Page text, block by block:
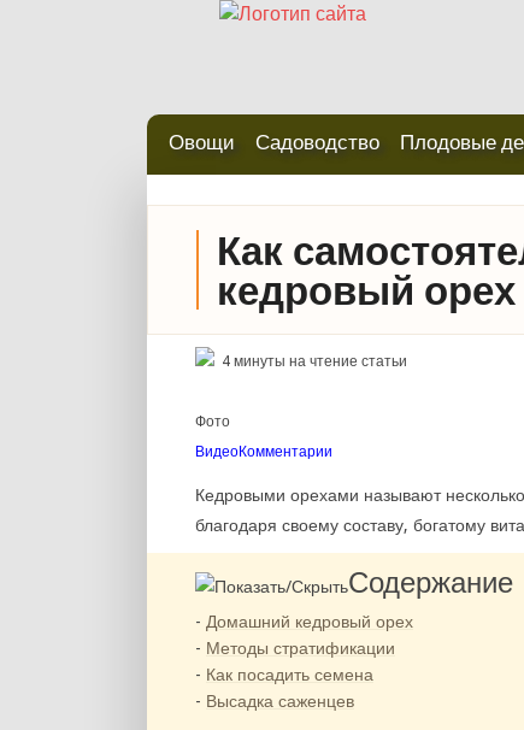
Овощи Садоводство Плодовые
Как
кедровый орех
4 минуты на чтение статьи
Фото
ВидеоКомментарии
Кедровыми орехами называют
благодаря своему составу, богатому
Содержание
Домашний кедровый орех
Методы стратификации
Как посадить семена
Высадка саженцев